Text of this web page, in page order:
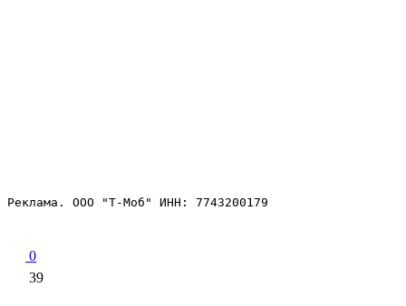
Реклама. ООО "Т-Моб" ИНН: 7743200179
0
39